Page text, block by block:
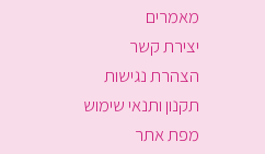
מאמרים
יצירת קשר
הצהרת נגישות
תקנון ותנאי שימוש
מפת אתר